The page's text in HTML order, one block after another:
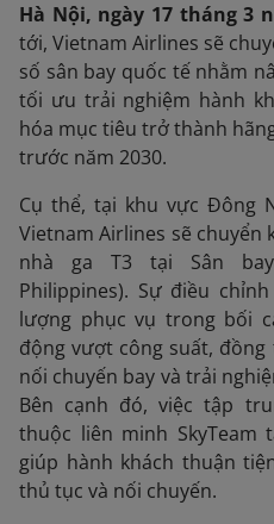
Hà Nội, ngày 17 tháng 3
tới, Vietnam Airlines sẽ
số sân bay quốc tế nhằm
tối ưu trải nghiệm hành
hóa mục tiêu trở thành
trước năm 2030.
Cụ thể, tại khu vực Đông
Vietnam Airlines sẽ chuyển
nhà ga T3 tại Sân bay
Philippines). Sự điều
lượng phục vụ trong bối
động vượt công suất,
nối chuyến bay và trải
Bên cạnh đó, việc tập
thuộc liên minh SkyTeam
giúp hành khách thuận
thủ tục và nối chuyến.